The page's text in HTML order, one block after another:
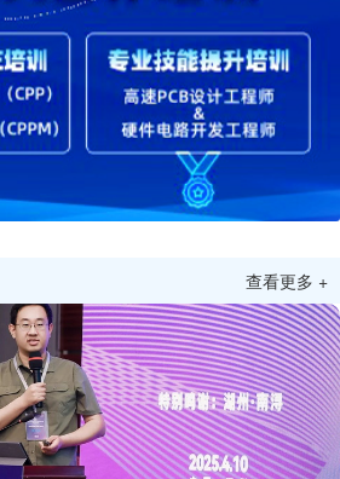
查看更多 +